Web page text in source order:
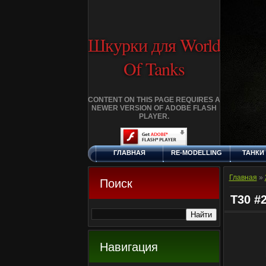
Шкурки для World
Of Tanks
CONTENT ON THIS PAGE REQUIRES A
NEWER VERSION OF ADOBE FLASH
PLAYER.
ЧЕТВЕРГ, 6.8.2026
ГЛАВНАЯ RE-MODELLING ТАНКИ
ДОБАВИТЬ
КЛАНЫ
Поиск
Навигация
Главная »
T30